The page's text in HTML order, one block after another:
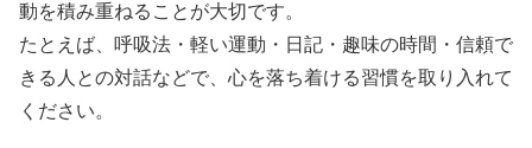
動を積み重ねることが大切です。
たとえば、呼吸法・軽い運動・日記・趣味の時間・信頼で
きる人との対話などで、心を落ち着ける習慣を取り入れて
ください。